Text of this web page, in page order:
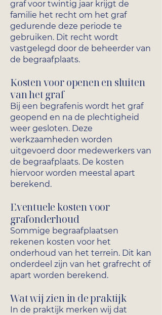
graf voor twintig jaar krijgt de
familie het recht om het graf
gedurende deze periode te
gebruiken. Dit recht wordt
vastgelegd door de beheerder van
de begraafplaats.
Kosten voor openen en sluiten
van het graf
Bij een begrafenis wordt het graf
geopend en na de plechtigheid
weer gesloten. Deze
werkzaamheden worden
uitgevoerd door medewerkers van
de begraafplaats. De kosten
hiervoor worden meestal apart
berekend.
Eventuele kosten voor
grafonderhoud
Sommige begraafplaatsen
rekenen kosten voor het
onderhoud van het terrein. Dit kan
onderdeel zijn van het grafrecht of
apart worden berekend.
Wat wij zien in de praktijk
In de praktijk merken wij dat